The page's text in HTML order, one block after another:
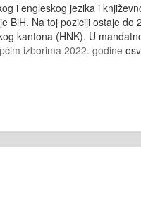
i engleskog jezika i
BiH. Na toj poziciji ostaje do
kantona (HNK). U
izborima 2022. godine